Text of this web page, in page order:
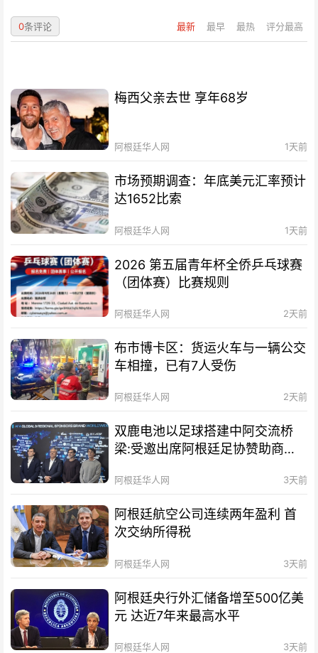
最新 最早 最热 评分最高
0条评论
梅西父亲去世 享年68岁
阿根廷华人网 1天前
市场预期调查：年底美元汇率预计
达1652比索
阿根廷华人网 1天前
2026 第五届青年杯全侨乒乓球赛
（团体赛）比赛规则
阿根廷华人网 2天前
布市博卡区：货运火车与一辆公交
车相撞，已有7人受伤
阿根廷华人网 2天前
双鹿电池以足球搭建中阿交流桥
梁:受邀出席阿根廷足协赞助商招
阿根廷华人网 3天前
阿根廷航空公司连续两年盈利 首
次交纳所得税
阿根廷华人网 3天前
阿根廷央行外汇储备增至500亿美
元 达近7年来最高水平
阿根廷华人网 3天前